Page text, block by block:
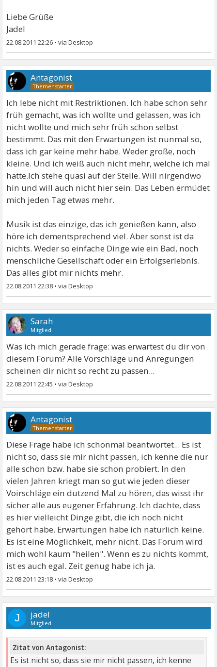
Liebe Grüße
Jadel
22.08.2011 22:26 •
Antagonist
Ich lebe nicht mit Restriktionen. Ich habe schon sehr
früh gemacht, was ich wollte und gelassen, was ich
nicht wollte und mich sehr früh schon selbst
bestimmt. Das mit den Erwartungen ist nunmal so,
dass ich gar keine mehr habe. Weder große, noch
kleine. Und ich weiß auch nicht mehr, welche ich mal
hatte.Ich stehe quasi auf der Stelle. Will nirgendwo
hin und will auch nicht hier sein. Das Leben ermüdet
mich jeden Tag etwas mehr.
Musik ist das einzige, das ich genießen kann, also
höre ich dementsprechend viel. Aber sonst ist da
nichts. Weder so einfache Dinge wie ein Bad, noch
menschliche Gesellschaft oder ein Erfolgserlebnis.
Das alles gibt mir nichts mehr.
22.08.2011 22:38 •
Sarah
Mitglied
Was ich mich gerade frage: was erwartest du dir von
diesem Forum? Alle Vorschläge und Anregungen
scheinen dir nicht so recht zu passen...
22.08.2011 22:45 •
Antagonist
Diese Frage habe ich schonmal beantwortet... Es ist
nicht so, dass sie mir nicht passen, ich kenne die nur
alle schon bzw. habe sie schon probiert. In den
vielen Jahren kriegt man so gut wie jeden dieser
Voirschläge ein dutzend Mal zu hören, das wisst ihr
sicher alle aus eugener Erfahrung. Ich dachte, dass
es hier vielleicht Dinge gibt, die ich noch nicht
gehört habe. Erwartungen habe ich natürlich keine.
Es ist eine Möglichkeit, mehr nicht. Das Forum wird
mich wohl kaum "heilen". Wenn es zu nichts kommt,
ist es auch egal. Zeit genug habe ich ja.
22.08.2011 23:18 •
J jadel
Mitglied
Zitat von Antagonist:
Es ist nicht so, dass sie mir nicht passen, ich kenne